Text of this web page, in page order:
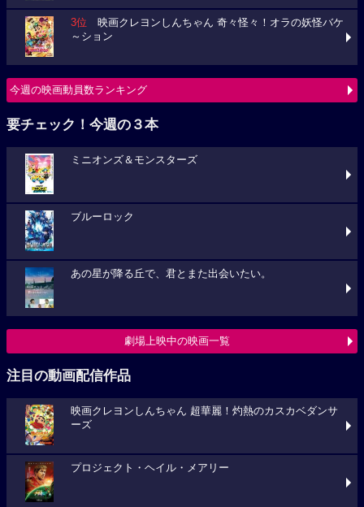
3位 映画クレヨンしんちゃん 奇々怪々！オラの妖怪バケ
～ション
今週の映画動員数ランキング
要チェック！今週の３本
ミニオンズ＆モンスターズ
ブルーロック
あの星が降る丘で、君とまた出会いたい。
劇場上映中の映画一覧
注目の動画配信作品
映画クレヨンしんちゃん 超華麗！灼熱のカスカベダンサ
ーズ
プロジェクト・ヘイル・メアリー